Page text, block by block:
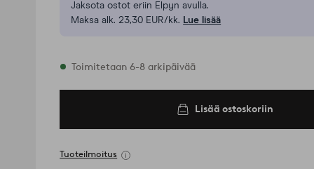
Jaksota ostot eriin Elpyn avulla.
Maksa alk. 23,30 EUR/kk. Lue lisää
Varastossa
Toimitetaan 6-8 arkipäivää
Lisää ostoskoriin
Tuoteilmoitus